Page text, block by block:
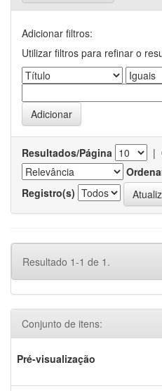
Adicionar filtros:
Utilizar filtros para refinar o
Resultados/Página |
Registro(s)
Resultado 1-1 de 1.
Conjunto de itens:
Pré-visualização